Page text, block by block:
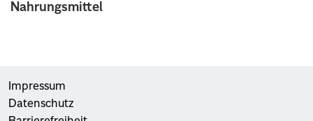
Nahrungsmittel
Impressum
Datenschutz